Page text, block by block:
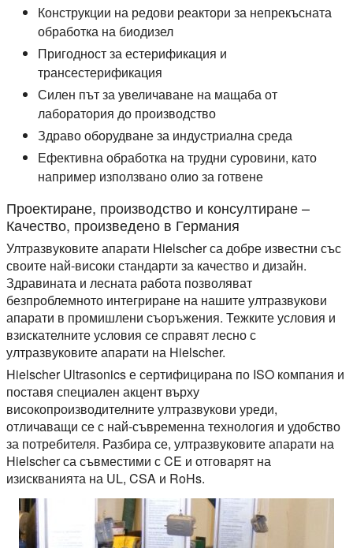
Конструкции на редови реактори за непрекъсната
обработка на биодизел
Пригодност за естерификация и
трансестерификация
Силен път за увеличаване на мащаба от
лаборатория до производство
Здраво оборудване за индустриална среда
Ефективна обработка на трудни суровини, като
например използвано олио за готвене
Проектиране, производство и консултиране –
Качество, произведено в Германия
Ултразвуковите апарати Hielscher са добре известни със
своите най-високи стандарти за качество и дизайн.
Здравината и лесната работа позволяват
безпроблемното интегриране на нашите ултразвукови
апарати в промишлени съоръжения. Тежките условия и
взискателните условия се справят лесно с
ултразвуковите апарати на Hielscher.
Hielscher Ultrasonics е сертифицирана по ISO компания и
поставя специален акцент върху
високопроизводителните ултразвукови уреди,
отличаващи се с най-съвременна технология и удобство
за потребителя. Разбира се, ултразвуковите апарати на
Hielscher са съвместими с CE и отговарят на
изискванията на UL, CSA и RoHs.